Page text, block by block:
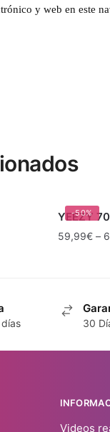
y web en este
-50%
YEEZY
59,99€ –
30
Videos